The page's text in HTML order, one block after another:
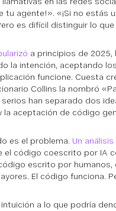
agente!». «¡Si no estás
es difícil distinguir lo
a principios de 2025,
la intención, aceptando
funcione. Cuesta
Collins la nombró
han separado dos
la aceptación de código
es el problema. Un
el código coescrito por IA
escrito por humanos,
El código funciona.
a lo que podría